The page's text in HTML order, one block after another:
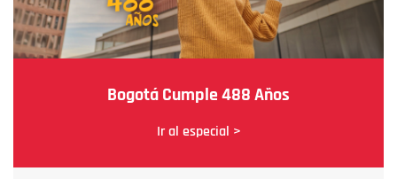
Bogotá Cumple 488 Años
Ir al especial >